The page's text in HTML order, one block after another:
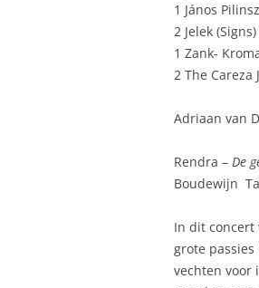
1 János
2 Jelek (Signs)
1 Zank-
2 The Careza
Adriaan van
Rendra – De
Boudewijn
In dit concert
grote
vechten voor